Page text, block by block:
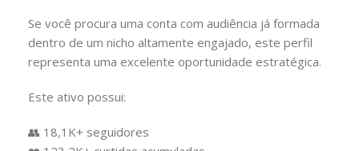
Se você procura uma conta com audiência já formada
dentro de um nicho altamente engajado, este perfil
representa uma excelente oportunidade estratégica.
Este ativo possui:
👥 18,1K+ seguidores